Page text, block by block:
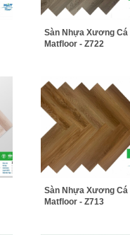
Sàn Nhựa Xương Cá
Matfloor - Z722
Sàn Nhựa Xương Cá
Matfloor - Z713